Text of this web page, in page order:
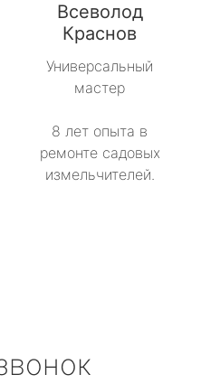
Всеволод
Краснов
Универсальный
мастер
8 лет опыта в
ремонте садовых
измельчителей.